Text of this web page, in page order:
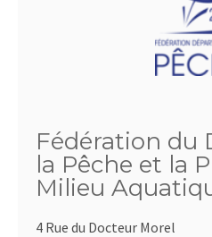
Fédération du
la Pêche et la
Milieu
4 Rue du Docteur Morel